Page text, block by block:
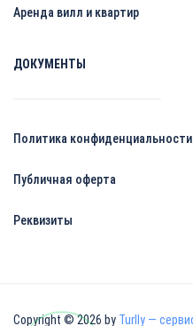
Аренда вилл и квартир
ДОКУМЕНТЫ
Политика конфиденциальности
Публичная оферта
Реквизиты
Copyright © 2026 by Turlly —